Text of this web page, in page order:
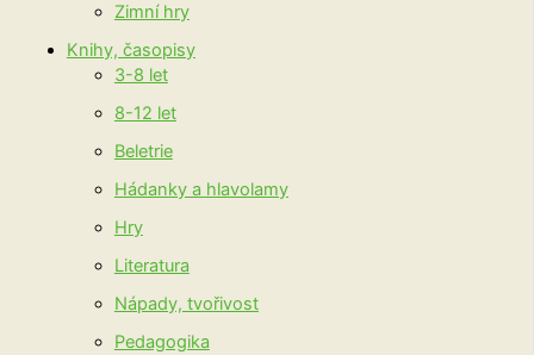
Zimní hry
Knihy, časopisy
3-8 let
8-12 let
Beletrie
Hádanky a hlavolamy
Hry
Literatura
Nápady, tvořivost
Pedagogika